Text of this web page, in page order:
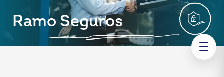
Ramo Seguros